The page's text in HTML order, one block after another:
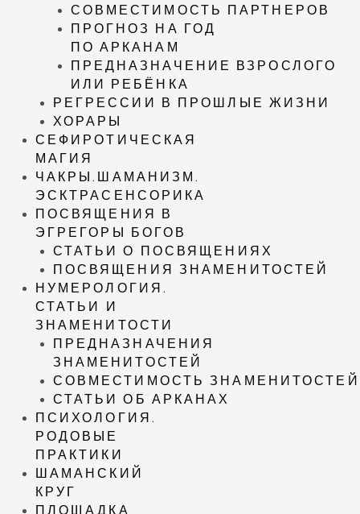
СОВМЕСТИМОСТЬ ПАРТНЕРОВ
ПРОГНОЗ НА ГОД
ПО АРКАНАМ
ПРЕДНАЗНАЧЕНИЕ ВЗРОСЛОГО
ИЛИ РЕБЁНКА
РЕГРЕССИИ В ПРОШЛЫЕ ЖИЗНИ
ХОРАРЫ
СЕФИРОТИЧЕСКАЯ
МАГИЯ
ЧАКРЫ.ШАМАНИЗМ.
ЭСКТРАСЕНСОРИКА
ПОСВЯЩЕНИЯ В
ЭГРЕГОРЫ БОГОВ
СТАТЬИ О ПОСВЯЩЕНИЯХ
ПОСВЯЩЕНИЯ ЗНАМЕНИТОСТЕЙ
НУМЕРОЛОГИЯ.
СТАТЬИ И
ЗНАМЕНИТОСТИ
ПРЕДНАЗНАЧЕНИЯ
ЗНАМЕНИТОСТЕЙ
СОВМЕСТИМОСТЬ ЗНАМЕНИТОСТЕЙ
СТАТЬИ ОБ АРКАНАХ
ПСИХОЛОГИЯ.
РОДОВЫЕ
ПРАКТИКИ
ШАМАНСКИЙ
КРУГ
ПЛОЩАДКА